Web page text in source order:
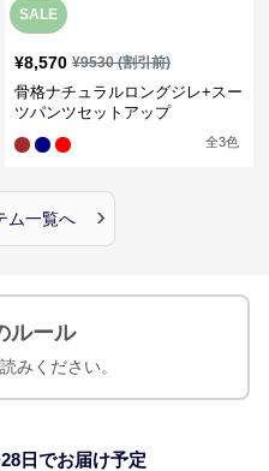
SALE
¥8,570 ¥9530(割引前)
骨格ナチュラルロングジレ+スー
ツパンツセットアップ
全3色
ム一覧へ ›
ルール
みください。
日でお届け予定